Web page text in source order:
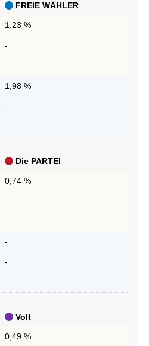
FREIE WÄHLER
1,23 %
-
1,98 %
-
Die PARTEI
0,74 %
-
-
-
Volt
0,49 %